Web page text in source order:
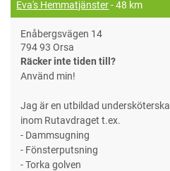
Eva's Hemmatjänster- 48 km
Enåbergsvägen 14
794 93 Orsa
Räcker inte tiden till?
Använd min!
Jag är en utbildad
inom Rutavdraget t.ex.
- Dammsugning
- Fönsterputsning
- Torka golven